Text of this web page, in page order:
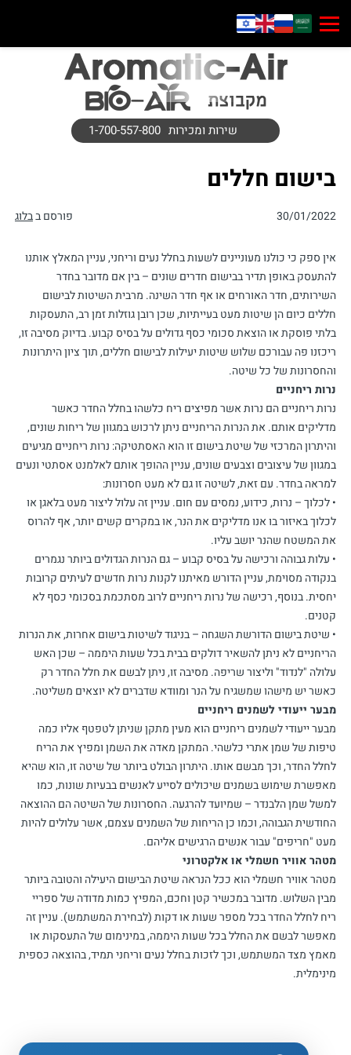
שירות ומכירות 1-700-557-800
בישום חללים
פורסם בבלוג 30/01/2022
אין ספק כי כולנו מעוניינים לשעות בחלל נעים וריחני, עניין המאלץ אותנו
להתעסק באופן תדיר בבישום חדרים שונים – בין אם מדובר בחדר
השירותים, חדר האורחים או אף חדר השינה. מרבית השיטות לבישום
חללים כיום הן שיטות מעט בעייתיות, שכן רובן גוזלות זמן רב, התעסקות
בלתי פוסקת או הוצאת סכומי כסף גדולים על בסיס קבוע. בדיוק מסיבה זו,
ריכזנו פה עבורכם שלוש שיטות יעילות לבישום חללים, תוך ציון היתרונות
והחסרונות של כל שיטה.
נרות ריחניים
נרות ריחניים הם נרות אשר מפיצים ריח כלשהו בחלל החדר כאשר
מדליקים אותם. את הנרות הריחניים ניתן לרכוש במגוון של ריחות שונים,
והיתרון המרכזי של שיטת בישום זו הוא האסתטיקה: נרות ריחניים מגיעים
במגוון של עיצובים וצבעים שונים, עניין ההופך אותם לאלמנט אסתטי ונעים
למראה בחדר. עם זאת, לשיטה זו גם לא מעט חסרונות:
• לכלוך – נרות, כידוע, נמסים עם חום. עניין זה עלול ליצור מעט בלאגן או
לכלוך באיזור בו אנו מדליקים את הנר, או במקרים קשים יותר, אף להרוס
את המשטח שהנר יושב עליו.
• עלות גבוהה ורכישה על בסיס קבוע – גם הנרות הגדולים ביותר נגמרים
בנקודה מסוימת, עניין הדורש מאיתנו לקנות נרות חדשים לעיתים קרובות
יחסית. בנוסף, רכישה של נרות ריחניים לרוב מסתכמת בסכומי כסף לא
קטנים.
• שיטת בישום הדורשת השגחה – בניגוד לשיטות בישום אחרות, את הנרות
הריחניים לא ניתן להשאיר דולקים בבית בכל שעות היממה – שכן האש
עלולה "לנדוד" וליצור שריפה. מסיבה זו, ניתן לבשם את חלל החדר רק
כאשר יש מישהו שמשגיח על הנר ומוודא שדברים לא יוצאים משליטה.
מבער ייעודי לשמנים ריחניים
מבער ייעודי לשמנים ריחניים הוא מעין מתקן שניתן לטפטף אליו כמה
טיפות של שמן אתרי כלשהי. המתקן מאדה את השמן ומפיץ את הריח
לחלל החדר, וכך מבשם אותו. היתרון הבולט ביותר של שיטה זו, הוא שהיא
מאפשרת שימוש בשמנים שיכולים לסייע לאנשים בבעיות שונות, כמו
למשל שמן הלבנדר – שמיועד להרגעה. החסרונות של השיטה הם ההוצאה
החודשית הגבוהה, וכמו כן הריחות של השמנים עצמם, אשר עלולים להיות
מעט "חריפים" עבור אנשים הרגישים אליהם.
מטהר אוויר חשמלי או אלקטרוני
מטהר אוויר חשמלי הוא ככל הנראה שיטת הבישום היעילה והטובה ביותר
מבין השלוש. מדובר במכשיר קטן וחכם, המפיץ כמות מדודה של ספריי
ריח לחלל החדר בכל מספר שעות או דקות (לבחירת המשתמש). עניין זה
מאפשר לבשם את החלל בכל שעות היממה, במינימום של התעסקות או
מאמץ מצד המשתמש, וכך לזכות בחלל נעים וריחני תמיד, בהוצאה כספית
מינימלית.